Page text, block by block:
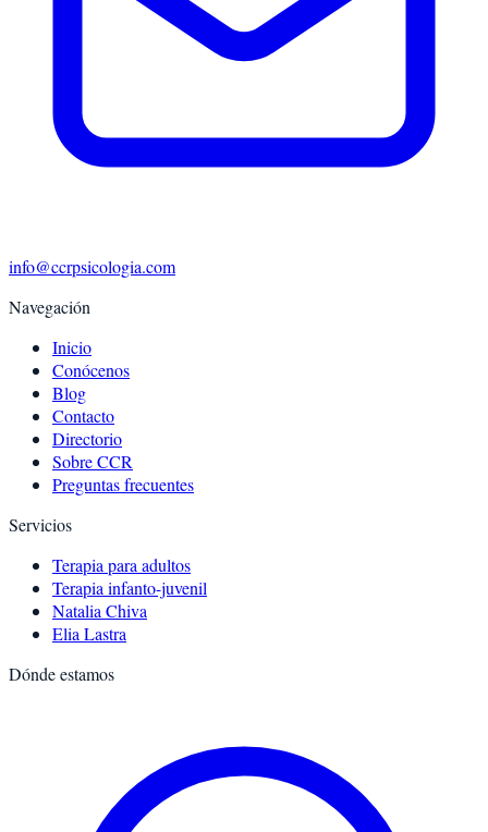
info@ccrpsicologia.com
Navegación
Inicio
Conócenos
Blog
Contacto
Directorio
Sobre CCR
Preguntas frecuentes
Servicios
Terapia para adultos
Terapia infanto-juvenil
Natalia Chiva
Elia Lastra
Dónde estamos